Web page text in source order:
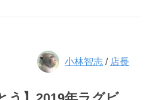
小林智志 / 店長